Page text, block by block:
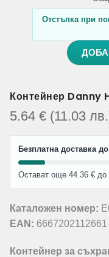
Отстъпка при
Контейнер Danny
5.64 € (11.03 лв.
Безплатна доставка
Остават още 44.36 € до
Каталожен номер:
EAN: 6667202112661
Контейнер за